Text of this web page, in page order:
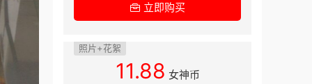
立即购买
照片+花絮
11.88 女神币